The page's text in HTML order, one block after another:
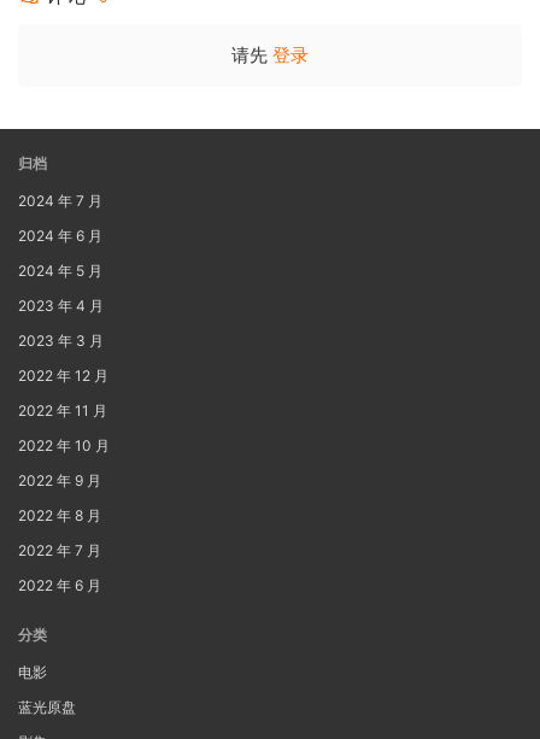
请先 登录
归档
2024 年 7 月
2024 年 6 月
2024 年 5 月
2023 年 4 月
2023 年 3 月
2022 年 12 月
2022 年 11 月
2022 年 10 月
2022 年 9 月
2022 年 8 月
2022 年 7 月
2022 年 6 月
分类
电影
蓝光原盘